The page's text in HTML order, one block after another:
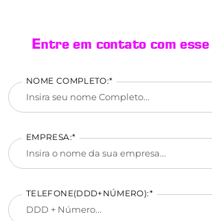
Entre em contato com esse
NOME COMPLETO:*
EMPRESA:*
TELEFONE(DDD+NÚMERO):*